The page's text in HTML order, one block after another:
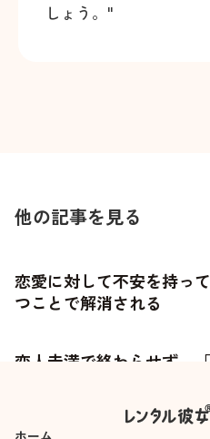
しょう。"
他の記事を見る
恋愛に対して不安を持っ
つことで解消される
恋人未満で終わらせず、
ホーム